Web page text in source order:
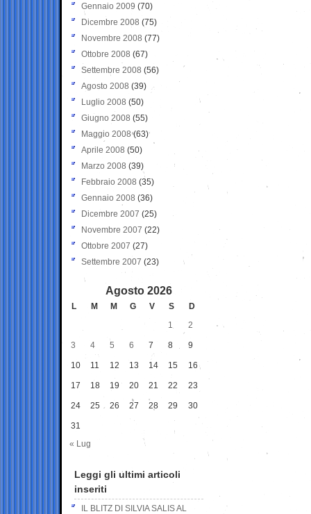
Gennaio 2009 (70)
Dicembre 2008 (75)
Novembre 2008 (77)
Ottobre 2008 (67)
Settembre 2008 (56)
Agosto 2008 (39)
Luglio 2008 (50)
Giugno 2008 (55)
Maggio 2008(63)
Aprile 2008 (50)
Marzo 2008 (39)
Febbraio 2008 (35)
Gennaio 2008 (36)
Dicembre 2007 (25)
Novembre 2007 (22)
Ottobre 2007 (27)
Settembre 2007 (23)
Agosto 2026
L M M G V S
D
1
2
3 4 5 6 7 8 9
10 11 12 13 14 15 16
17 18 19 20 21 22 23
24 25 26 27 28 29 30
31
« Lug
Leggi gli ultimi articoli
inseriti
IL BLITZ DI SILVIA SALIS AL